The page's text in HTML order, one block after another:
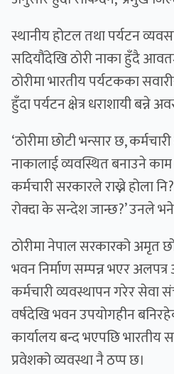
स्थानीय होटल तथा पर्यटन
सदियौंदेखि ठोरी नाका हुँदै
ठोरीमा भारतीय पर्यटकका
हुँदा पर्यटन क्षेत्र धराशायी बन्ने
‘ठोरीमा छोटी भन्सार छ,
नाकालाई व्यवस्थित बनाउने
कर्मचारी सरकारले राख्ने होला
रोक्दा के सन्देश जान्छ?’ उनले
ठोरीमा नेपाल सरकारको अमृत
भवन निर्माण सम्पन्न भएर
कर्मचारी व्यवस्थापन गरेर सेवा
वर्षदेखि भवन उपयोगहीन
कार्यालय बन्द भएपछि भारतीय
प्रवेशको व्यवस्था नै ठप्प छ।